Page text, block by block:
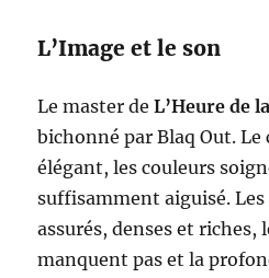
L’Image et le son
Le master deL’Heure de
bichonné par Blaq Out. Le
élégant, les couleurs
suffisamment aiguisé.
assurés, denses et riches,
manquent pas et la